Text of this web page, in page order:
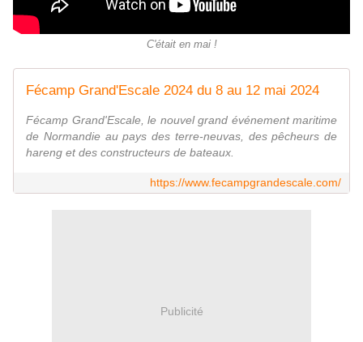
C'était en mai !
Fécamp Grand'Escale 2024 du 8 au 12 mai 2024
Fécamp Grand'Escale, le nouvel grand événement maritime
de Normandie au pays des terre-neuvas, des pêcheurs de
hareng et des constructeurs de bateaux.
https://www.fecampgrandescale.com/
Publicité